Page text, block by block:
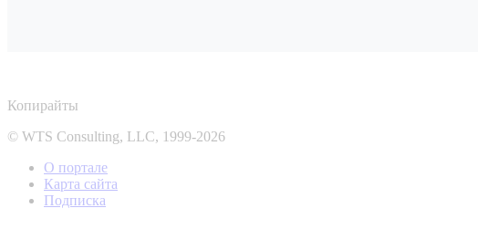
Копирайты
© WTS Consulting, LLC, 1999-2026
О портале
Карта сайта
Подписка